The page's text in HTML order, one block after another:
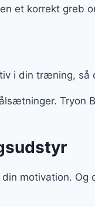
et korrekt greb
i din træning, så
Tryon
motivation. Og